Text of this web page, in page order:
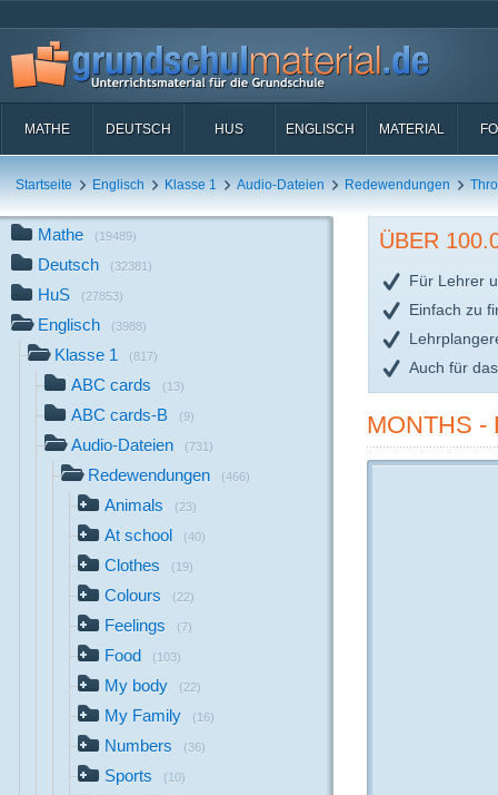
MATHE DEUTSCH HUS ENGLISCH MATERIAL
Startseite Englisch Klasse 1 Audio-Dateien Redewendungen
Mathe (19489)
Deutsch (32381)
HuS (27853)
Englisch (3988)
Klasse 1 (817)
ABC cards (13)
ABC cards-B (9)
Audio-Dateien (731)
Redewendungen (466)
Animals (23)
At school (40)
Clothes (19)
Colours (22)
Feelings (7)
Food (103)
My body (22)
My Family (16)
Numbers (36)
Sports (10)
ÜBER
Für Lehrer
Einfach zu
Auch für
MONTHS -